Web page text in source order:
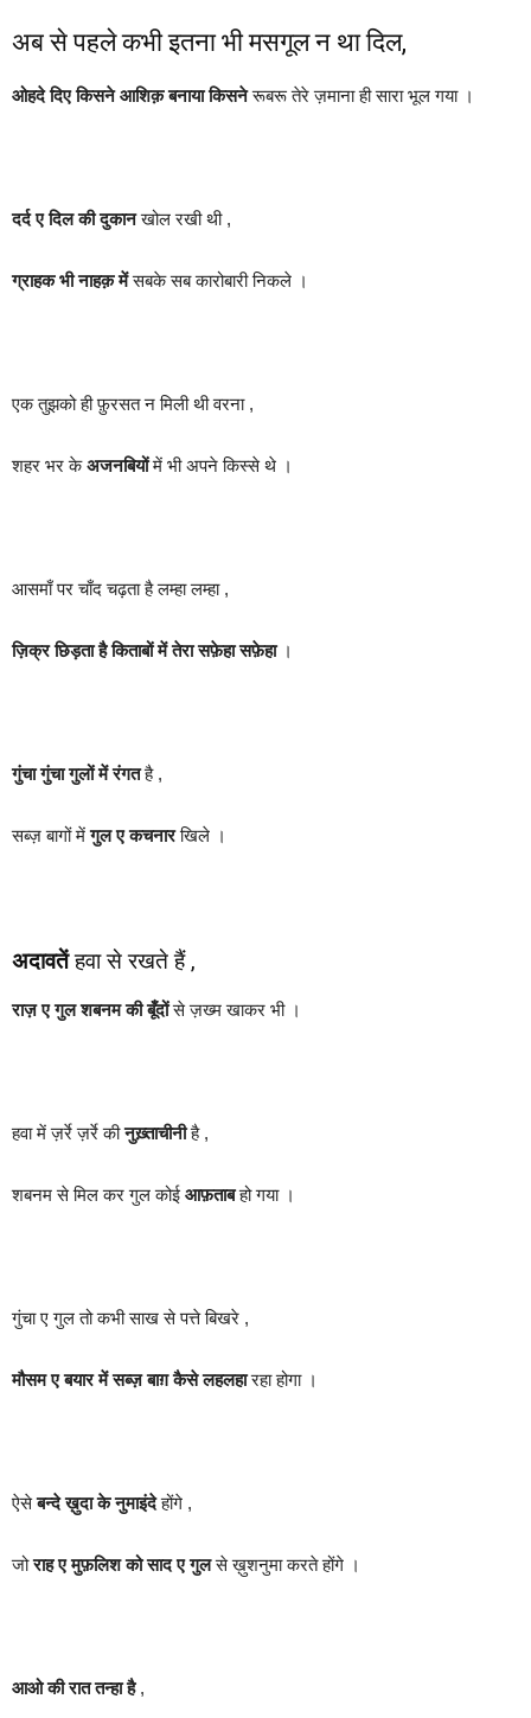
अब से पहले कभी इतना भी मसगूल न था दिल,
ओहदे दिए किसने आशिक़ बनाया किसनेरूबरू तेरे ज़माना ही सारा भूल गया ।
दर्द ए दिल की दुकानखोल रखी थी ,
ग्राहक भी नाहक़ मेंसबके सब कारोबारी निकले ।
एक तुझको ही फ़ुरसत न मिली थी वरना ,
शहर भर केअजनबियोंमें भी अपने किस्से थे ।
आसमाँ पर चाँद चढ़ता है लम्हा लम्हा ,
ज़िक्र छिड़ता है किताबों में तेरा सफ़ेहा सफ़ेहा।
गुंचा गुंचा गुलों में रंगतहै ,
सब्ज़ बागों मेंगुल ए कचनारखिले ।
अदावतेंहवा से रखते हैं ,
राज़ ए गुल शबनम की बूँदोंसे ज़ख्म खाकर भी ।
हवा में ज़र्रे ज़र्रे कीनुख़्ताचीनीहै ,
शबनम से मिल कर गुल कोई आफ़ताबहो गया ।
गुंचा ए गुल तो कभी साख से पत्ते बिखरे ,
मौसम ए बयार में सब्ज़ बाग़ कैसे लहलहारहा होगा ।
ऐसेबन्दे ख़ुदा के नुमाइंदेहोंगे ,
जोराह ए मुफ़लिश को साद ए गुलसे ख़ुशनुमा करते होंगे ।
आओ की रात तन्हा है,